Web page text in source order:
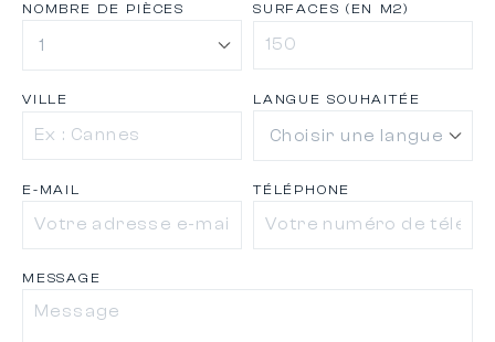
NOMBRE DE PIÈCES SURFACES (EN M2)
VILLE LANGUE SOUHAITÉE
E-MAIL TÉLÉPHONE
MESSAGE